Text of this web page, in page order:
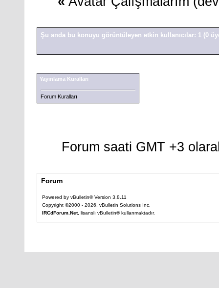
Şu anda bu konuyu görüntüleyen etkin kullanıcılar: 1 (0
Yayınlama Kuralları
Forum Kuralları
Forum saati GMT +3
Forum
Powered by vBulletin® Version 3.8.11
Copyright ©2000 - 2026, vBulletin Solutions Inc.
IRCdForum.Net, lisanslı vBulletin® kullanmaktadır.